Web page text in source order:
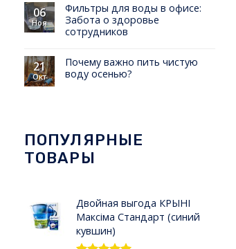
06
Ноя
Фильтры для воды в офисе:
Забота о здоровье
сотрудников
21
Окт
Почему важно пить чистую
воду осенью?
ПОПУЛЯРНЫЕ
ТОВАРЫ
Двойная выгода КРЫНI
Максiма Стандарт (синий
кувшин)